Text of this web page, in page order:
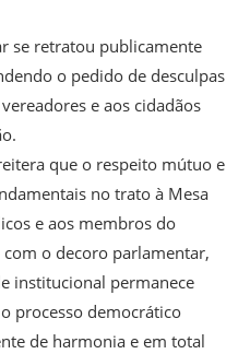
se retratou publicamente
o pedido de desculpas
e aos cidadãos
que o respeito mútuo e
no trato à Mesa
e aos membros do
o decoro parlamentar,
institucional permanece
processo democrático
de harmonia e em total